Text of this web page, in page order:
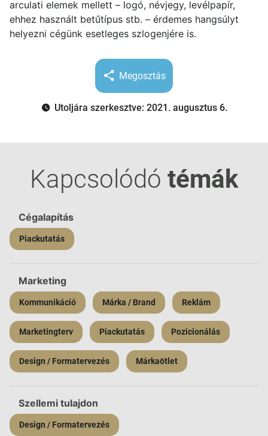
arculati elemek mellett – logó, névjegy, levélpapír,
ehhez használt betűtípus stb. – érdemes hangsúlyt
helyezni cégünk esetleges szlogenjére is.
Megosztás
Utoljára szerkesztve: 2021. augusztus 6.
Kapcsolódó témák
Cégalapítás
Piackutatás
Marketing
Kommunikáció Márka / Brand Reklám
Marketingterv Piackutatás Pozicionálás
Design / Formatervezés Márkaötlet
Szellemi tulajdon
Design / Formatervezés